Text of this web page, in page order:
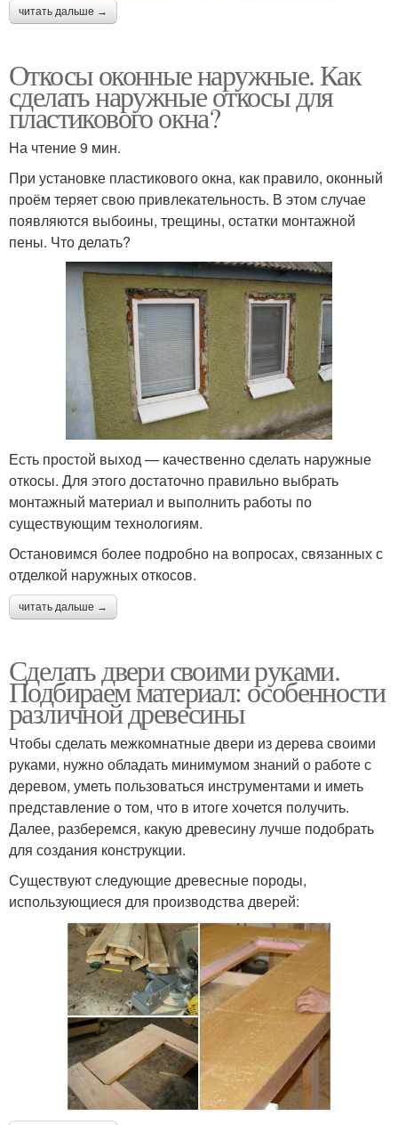
читать дальше →
Откосы оконные наружные. Как
сделать наружные откосы для
пластикового окна?
На чтение 9 мин.
При установке пластикового окна, как правило, оконный
проём теряет свою привлекательность. В этом случае
появляются выбоины, трещины, остатки монтажной
пены. Что делать?
Есть простой выход — качественно сделать наружные
откосы. Для этого достаточно правильно выбрать
монтажный материал и выполнить работы по
существующим технологиям.
Остановимся более подробно на вопросах, связанных с
отделкой наружных откосов.
читать дальше →
Сделать двери своими руками.
Подбираем материал: особенности
различной древесины
Чтобы сделать межкомнатные двери из дерева своими
руками, нужно обладать минимумом знаний о работе с
деревом, уметь пользоваться инструментами и иметь
представление о том, что в итоге хочется получить.
Далее, разберемся, какую древесину лучше подобрать
для создания конструкции.
Существуют следующие древесные породы,
использующиеся для производства дверей: